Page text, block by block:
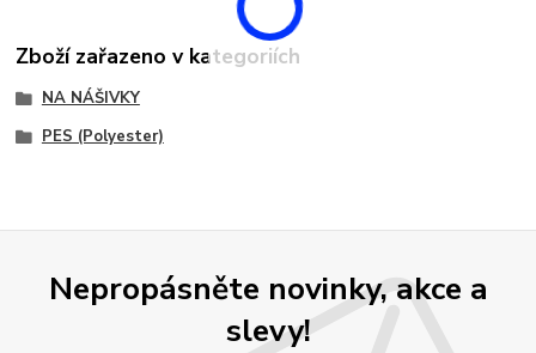
Zboží zařazeno v kategoriích
NA NÁŠIVKY
PES (Polyester)
Nepropásněte novinky, akce a
slevy!